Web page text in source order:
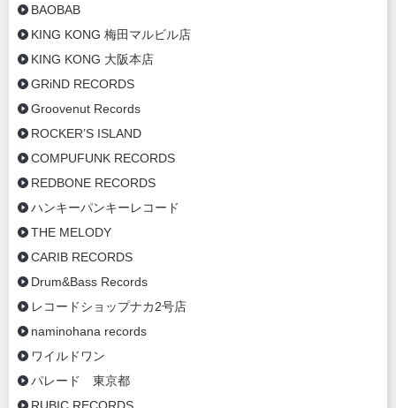
BAOBAB
KING KONG 梅田マルビル店
KING KONG 大阪本店
GRiND RECORDS
Groovenut Records
ROCKER’S ISLAND
COMPUFUNK RECORDS
REDBONE RECORDS
ハンキーパンキーレコード
THE MELODY
CARIB RECORDS
Drum&Bass Records
レコードショップナカ2号店
naminohana records
ワイルドワン
パレード 東京都